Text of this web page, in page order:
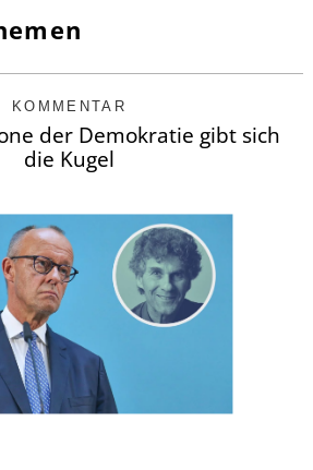
KOMMENTAR
der Demokratie gibt sich
die Kugel